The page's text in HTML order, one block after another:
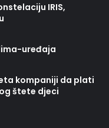
IRIS,
uređaja
kompaniji da plati
štete djeci